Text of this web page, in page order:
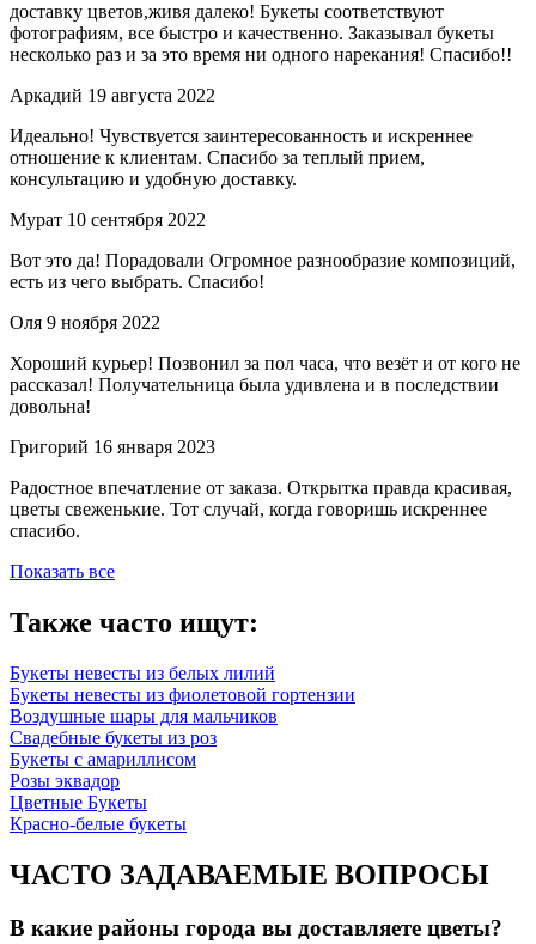
доставку цветов,живя далеко! Букеты соответствуют
фотографиям, все быстро и качественно. Заказывал букеты
несколько раз и за это время ни одного нарекания! Спасибо!!
Аркадий 19 августа 2022
Идеально! Чувствуется заинтересованность и искреннее
отношение к клиентам. Спасибо за теплый прием,
консультацию и удобную доставку.
Мурат 10 сентября 2022
Вот это да! Порадовали Огромное разнообразие композиций,
есть из чего выбрать. Спасибо!
Оля 9 ноября 2022
Хороший курьер! Позвонил за пол часа, что везёт и от кого не
рассказал! Получательница была удивлена и в последствии
довольна!
Григорий 16 января 2023
Радостное впечатление от заказа. Открытка правда красивая,
цветы свеженькие. Тот случай, когда говоришь искреннее
спасибо.
Показать все
Также часто ищут:
Букеты невесты из белых лилий
Букеты невесты из фиолетовой гортензии
Воздушные шары для мальчиков
Свадебные букеты из роз
Букеты с амариллисом
Розы эквадор
Цветные Букеты
Красно-белые букеты
ЧАСТО ЗАДАВАЕМЫЕ ВОПРОСЫ
В какие районы города вы доставляете цветы?